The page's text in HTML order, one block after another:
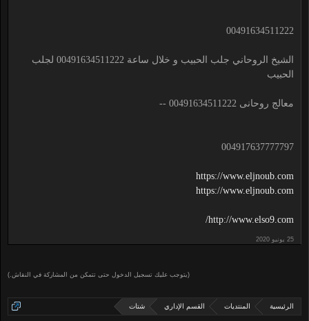
00491634511222
الشيخ الروحاني جلب الحبيب و خلال ساعة 00491634511222 لجلب
الحبيب
معالج روحانى 00491634511222 --
004917637777797
https://www.eljnoub.com
https://www.eljnoub.com
http://www.elso9.com/
(يتوجب عليك تسجيل الدخول حتى تتمكن من المشاركة في النقاش.)
الرئيسية المنتديات القسم الإداري شتات